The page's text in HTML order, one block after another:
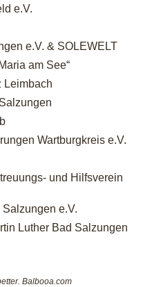
e.V.
e.V. & SOLEWELT
am See“
Leimbach
Wartburgkreis e.V.
und Hilfsverein
e.V.
Luther Bad Salzungen
Balbooa.com